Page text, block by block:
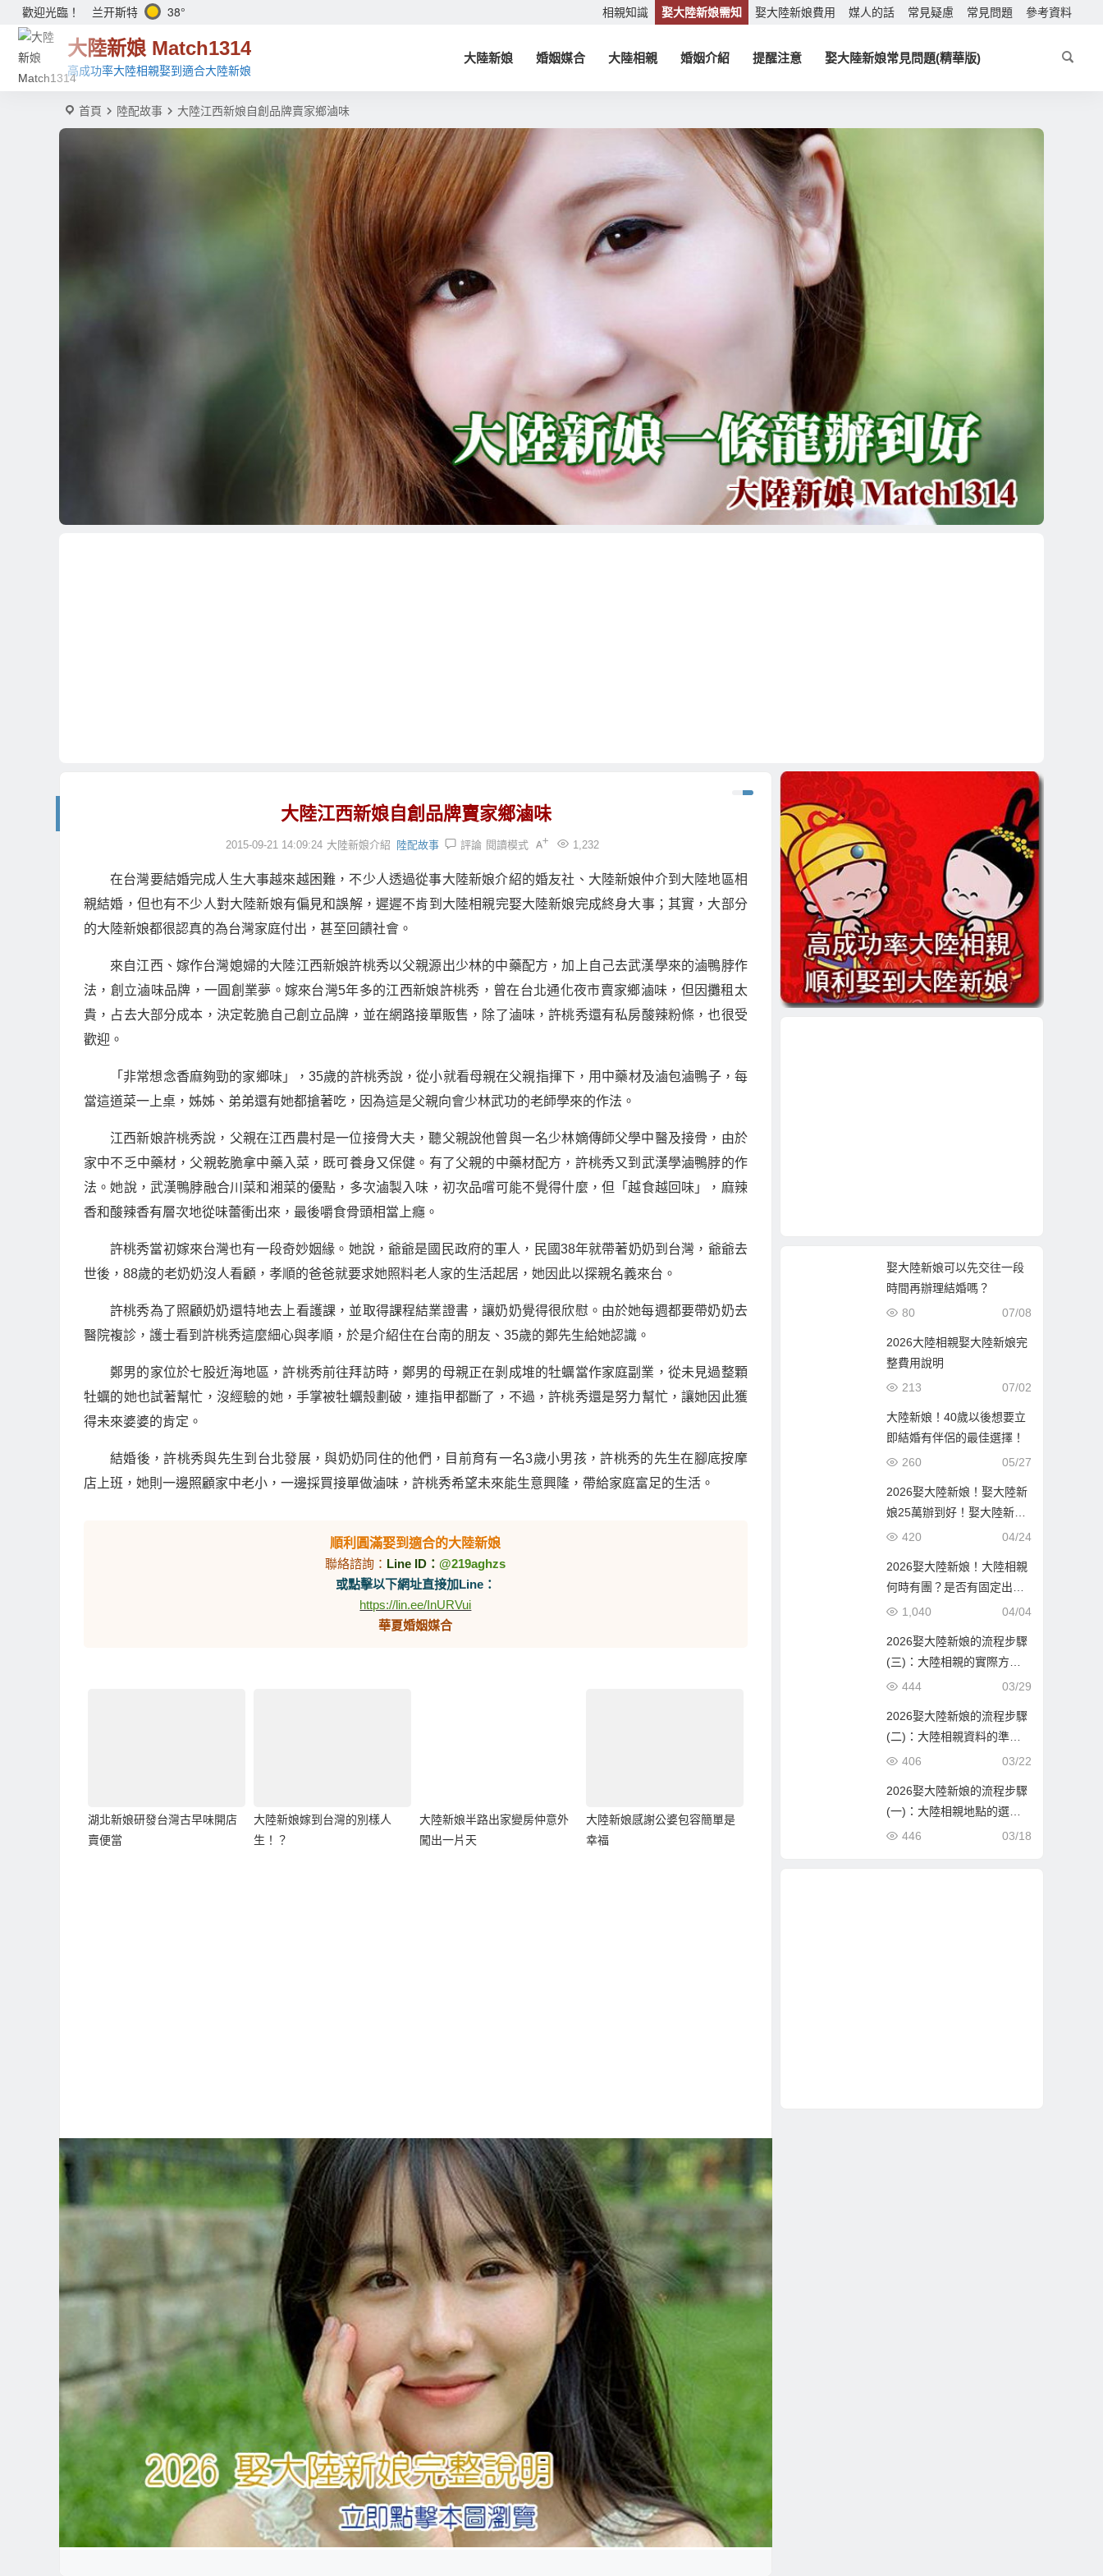
歡迎光臨！ 兰开斯特 38° 相親知識 娶大陸新娘需知 娶大陸新娘費用 媒人的話 常見疑慮 常見問題 參考資料
大陸新娘 Match1314
高成功率大陸相親娶到適合大陸新娘
大陸新娘 婚姻媒合 大陸相親 婚姻介紹 提醒注意 娶大陸新娘常見問題(精華版)
首頁 陸配故事 大陸江西新娘自創品牌賣家鄉滷味
大陸江西新娘自創品牌賣家鄉滷味
2015-09-21 14:09:24 大陸新娘介紹 陸配故事 評論 1,232
閱讀模式
在台灣要結婚完成人生大事越來越困難，不少人透過從事大陸新娘介紹的婚友社、大陸新娘仲介到大陸地區相
親結婚，但也有不少人對大陸新娘有偏見和誤解，遲遲不肯到大陸相親完娶大陸新娘完成終身大事；其實，大部分
的大陸新娘都很認真的為台灣家庭付出，甚至回饋社會。
來自江西、嫁作台灣媳婦的大陸江西新娘許桃秀以父親源出少林的中藥配方，加上自己去武漢學來的滷鴨脖作
法，創立滷味品牌，一圓創業夢。嫁來台灣5年多的江西新娘許桃秀，曾在台北通化夜市賣家鄉滷味，但因攤租太
貴，占去大部分成本，決定乾脆自己創立品牌，並在網路接單販售，除了滷味，許桃秀還有私房酸辣粉條，也很受
歡迎。
「非常想念香麻夠勁的家鄉味」，35歲的許桃秀說，從小就看母親在父親指揮下，用中藥材及滷包滷鴨子，每
當這道菜一上桌，姊姊、弟弟還有她都搶著吃，因為這是父親向會少林武功的老師學來的作法。
江西新娘許桃秀說，父親在江西農村是一位接骨大夫，聽父親說他曾與一名少林嫡傳師父學中醫及接骨，由於
家中不乏中藥材，父親乾脆拿中藥入菜，既可養身又保健。有了父親的中藥材配方，許桃秀又到武漢學滷鴨脖的作
法。她說，武漢鴨脖融合川菜和湘菜的優點，多次滷製入味，初次品嚐可能不覺得什麼，但「越食越回味」，麻辣
香和酸辣香有層次地從味蕾衝出來，最後嚼食骨頭相當上癮。
許桃秀當初嫁來台灣也有一段奇妙姻緣。她說，爺爺是國民政府的軍人，民國38年就帶著奶奶到台灣，爺爺去
世後，88歲的老奶奶沒人看顧，孝順的爸爸就要求她照料老人家的生活起居，她因此以探親名義來台。
許桃秀為了照顧奶奶還特地去上看護課，並取得課程結業證書，讓奶奶覺得很欣慰。由於她每週都要帶奶奶去
醫院複診，護士看到許桃秀這麼細心與孝順，於是介紹住在台南的朋友、35歲的鄭先生給她認識。
鄭男的家位於七股近海地區，許桃秀前往拜訪時，鄭男的母親正在剝成堆的牡蠣當作家庭副業，從未見過整顆
牡蠣的她也試著幫忙，沒經驗的她，手掌被牡蠣殼劃破，連指甲都斷了，不過，許桃秀還是努力幫忙，讓她因此獲
得未來婆婆的肯定。
結婚後，許桃秀與先生到台北發展，與奶奶同住的他們，目前育有一名3歲小男孩，許桃秀的先生在腳底按摩
店上班，她則一邊照顧家中老小，一邊採買接單做滷味，許桃秀希望未來能生意興隆，帶給家庭富足的生活。
順利圓滿娶到適合的大陸新娘
聯絡諮詢： Line ID：@219aghzs
或點擊以下網址直接加Line：
https://lin.ee/InURVui
華夏婚姻媒合
湖北新娘研發台灣古早味開店
賣便當
大陸新娘嫁到台灣的別樣人
生！？
大陸新娘半路出家變房仲意外
闖出一片天
大陸新娘感謝公婆包容簡單是
幸福
娶大陸新娘可以先交往一段
時間再辦理結婚嗎？
07/08
80
2026大陸相親娶大陸新娘完
整費用說明
07/02
213
大陸新娘！40歲以後想要立
即結婚有伴侶的最佳選擇！
05/27
260
2026娶大陸新娘！娶大陸新
娘25萬辦到好！娶大陸新娘
隨便也要60萬！到底差在哪
04/24
420
2026娶大陸新娘！大陸相親
何時有團？是否有固定出團
日期？
04/04
1,040
2026娶大陸新娘的流程步驟
(三)：大陸相親的實際方式
與流程！
03/29
444
2026娶大陸新娘的流程步驟
(二)：大陸相親資料的準備
與報名確認！
03/22
406
2026娶大陸新娘的流程步驟
(一)：大陸相親地點的選
擇！
03/18
446